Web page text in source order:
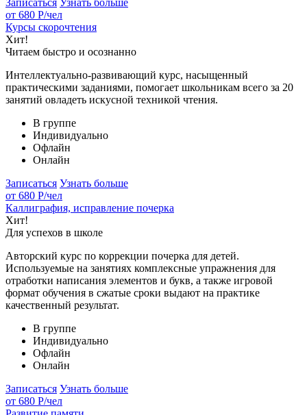
от 680 Р/чел
Курсы скорочтения
Хит!
Читаем быстро и осознанно
Интеллектуально-развивающий курс, насыщенный
практическими заданиями, помогает школьникам всего за 20
занятий овладеть искусной техникой чтения.
В группе
Индивидуально
Офлайн
Онлайн
Записаться Узнать больше
от 680 Р/чел
Каллиграфия, исправление почерка
Хит!
Для успехов в школе
Авторский курс по коррекции почерка для детей.
Используемые на занятиях комплексные упражнения для
отработки написания элементов и букв, а также игровой
формат обучения в сжатые сроки выдают на практике
качественный результат.
В группе
Индивидуально
Офлайн
Онлайн
Записаться Узнать больше
от 680 Р/чел